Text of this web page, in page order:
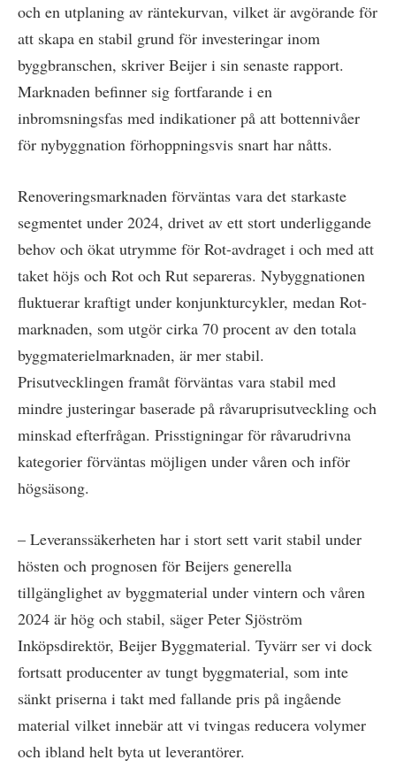
och en utplaning av räntekurvan, vilket är avgörande för
att skapa en stabil grund för investeringar inom
byggbranschen, skriver Beijer i sin senaste rapport.
Marknaden befinner sig fortfarande i en
inbromsningsfas med indikationer på att bottennivåer
för nybyggnation förhoppningsvis snart har nåtts.
Renoveringsmarknaden förväntas vara det starkaste
segmentet under 2024, drivet av ett stort underliggande
behov och ökat utrymme för Rot-avdraget i och med att
taket höjs och Rot och Rut separeras. Nybyggnationen
fluktuerar kraftigt under konjunkturcykler, medan Rot-
marknaden, som utgör cirka 70 procent av den totala
byggmaterielmarknaden, är mer stabil.
Prisutvecklingen framåt förväntas vara stabil med
mindre justeringar baserade på råvaruprisutveckling och
minskad efterfrågan. Prisstigningar för råvarudrivna
kategorier förväntas möjligen under våren och inför
högsäsong.
– Leveranssäkerheten har i stort sett varit stabil under
hösten och prognosen för Beijers generella
tillgänglighet av byggmaterial under vintern och våren
2024 är hög och stabil, säger Peter Sjöström
Inköpsdirektör, Beijer Byggmaterial. Tyvärr ser vi dock
fortsatt producenter av tungt byggmaterial, som inte
sänkt priserna i takt med fallande pris på ingående
material vilket innebär att vi tvingas reducera volymer
och ibland helt byta ut leverantörer.